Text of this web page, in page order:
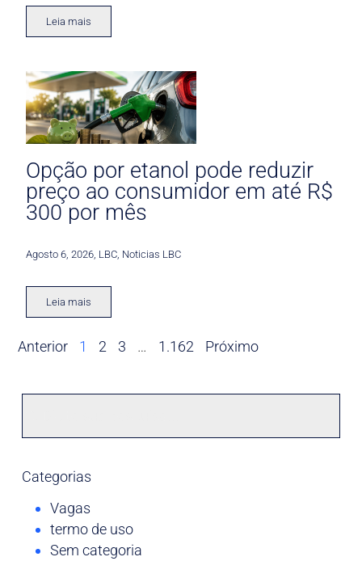
Leia mais
Opção por etanol pode reduzir
preço ao consumidor em até R$
300 por mês
Agosto 6, 2026 LBC Noticias LBC
Leia mais
Anterior 1 2 3 … 1.162 Próximo
Categorias
Vagas
termo de uso
Sem categoria